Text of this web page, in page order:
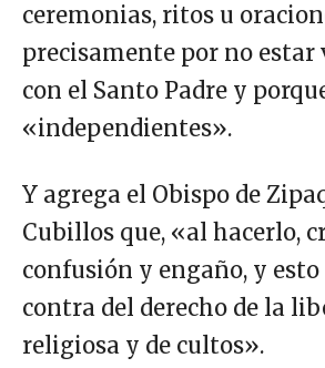
ceremonias, ritos u
precisamente por no estar
con el Santo Padre y
«independientes».
Y agrega el Obispo de
Cubillos que, «al hacerlo,
confusión y engaño, y esto
contra del derecho de la
religiosa y de cultos».